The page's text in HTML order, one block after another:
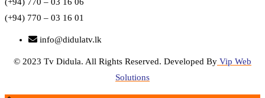
(+94) 770 – 03 16 01
info@didulatv.lk
© 2023 Tv Didula. All Rights Reserved. Developed By Vip Web
Solutions